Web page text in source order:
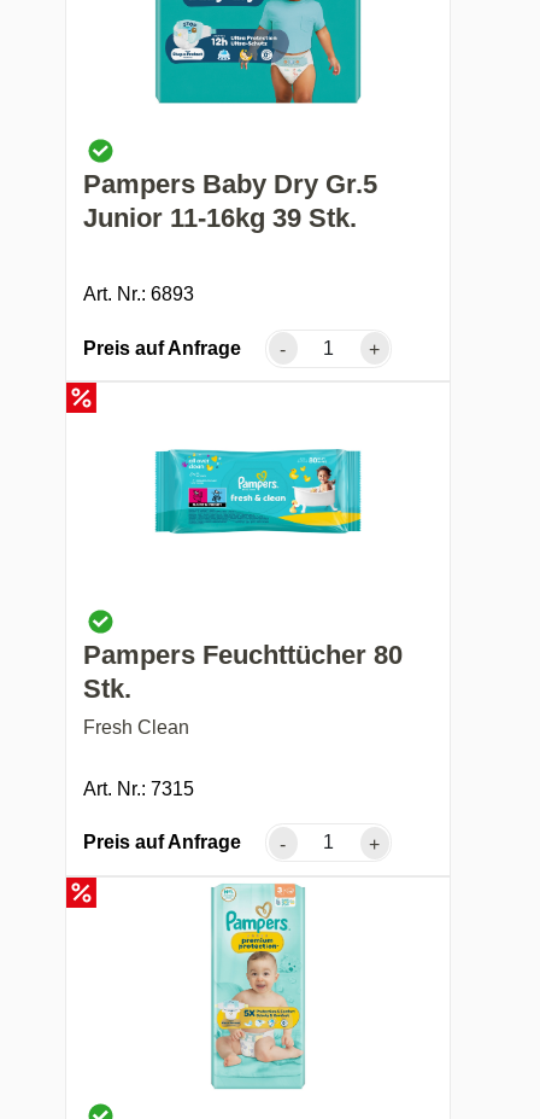
Pampers Baby Dry Gr.5
Junior 11-16kg 39 Stk.
Art. Nr.: 6893
Preis auf Anfrage - +
Pampers Feuchttücher 80
Stk.
Fresh Clean
Art. Nr.: 7315
Preis auf Anfrage - +